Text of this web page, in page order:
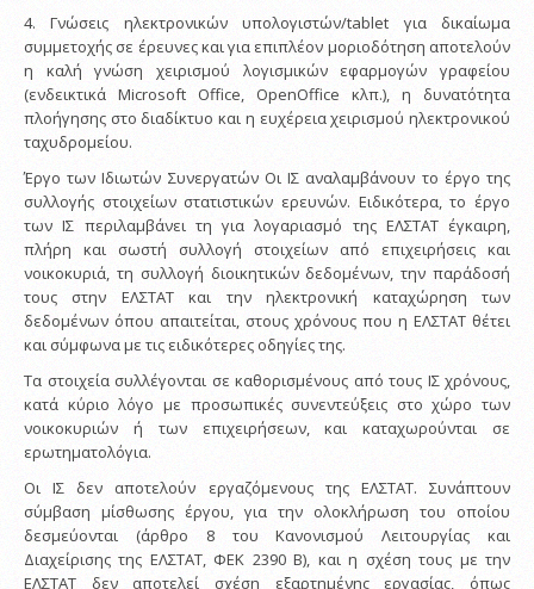
4. Γνώσεις ηλεκτρονικών υπολογιστών/tablet για δικαίωμα
συμμετοχής σε έρευνες και για επιπλέον μοριοδότηση αποτελούν
η καλή γνώση χειρισμού λογισμικών εφαρμογών γραφείου
(ενδεικτικά Microsoft Office, OpenOffice κλπ.), η δυνατότητα
πλοήγησης στο διαδίκτυο και η ευχέρεια χειρισμού ηλεκτρονικού
ταχυδρομείου.
Έργο των Ιδιωτών Συνεργατών Οι ΙΣ αναλαμβάνουν το έργο της
συλλογής στοιχείων στατιστικών ερευνών. Ειδικότερα, το έργο
των ΙΣ περιλαμβάνει τη για λογαριασμό της ΕΛΣΤΑΤ έγκαιρη,
πλήρη και σωστή συλλογή στοιχείων από επιχειρήσεις και
νοικοκυριά, τη συλλογή διοικητικών δεδομένων, την παράδοσή
τους στην ΕΛΣΤΑΤ και την ηλεκτρονική καταχώρηση των
δεδομένων όπου απαιτείται, στους χρόνους που η ΕΛΣΤΑΤ θέτει
και σύμφωνα με τις ειδικότερες οδηγίες της.
Τα στοιχεία συλλέγονται σε καθορισμένους από τους ΙΣ χρόνους,
κατά κύριο λόγο με προσωπικές συνεντεύξεις στο χώρο των
νοικοκυριών ή των επιχειρήσεων, και καταχωρούνται σε
ερωτηματολόγια.
Οι ΙΣ δεν αποτελούν εργαζόμενους της ΕΛΣΤΑΤ. Συνάπτουν
σύμβαση μίσθωσης έργου, για την ολοκλήρωση του οποίου
δεσμεύονται (άρθρο 8 του Κανονισμού Λειτουργίας και
Διαχείρισης της ΕΛΣΤΑΤ, ΦΕΚ 2390 Β), και η σχέση τους με την
ΕΛΣΤΑΤ δεν αποτελεί σχέση εξαρτημένης εργασίας, όπως